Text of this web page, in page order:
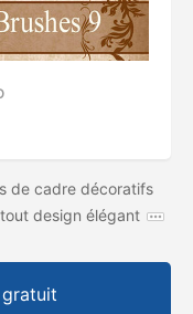
de cadre décoratifs
design élégant